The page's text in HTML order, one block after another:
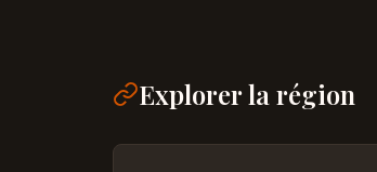
Explorer la région